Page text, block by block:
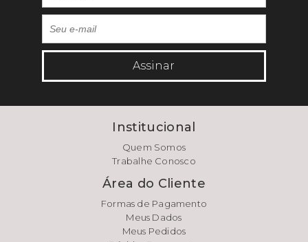
Assinar
Institucional
Quem Somos
Trabalhe Conosco
Área do Cliente
Formas de Pagamento
Meus Dados
Meus Pedidos